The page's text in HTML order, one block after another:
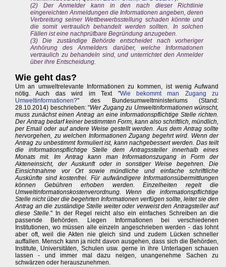
(2) Der Anmelder kann in den nach dieser Richtlinie
eingereichten Anmeldungen die Informationen angeben, deren
Verbreitung seiner Wettbewerbsstellung schaden könnte und
die somit vertraulich behandelt werden sollten. In solchen
Fällen ist eine nachprüfbare Begründung anzugeben.
(3) Die zuständige Behörde entscheidet nach vorheriger
Anhörung des Anmelders darüber, welche Informationen
vertraulich zu behandeln sind, und unterrichtet den Anmelder
über ihre Entscheidung.
Wie geht das?
Um an umweltrelevante Informationen zu kommen, ist wenig Aufwand
nötig. Auch das wird im Text "Wie bekommt man Zugang zu
Umweltinformationen?" des Bundesumweltministeriums (Stand:
28.10.2014) beschrieben: "Wer Zugang zu Umweltinformationen wünscht,
muss zunächst einen Antrag an eine informationspflichtige Stelle richten.
Der Antrag bedarf keiner bestimmten Form, kann also schriftlich, mündlich,
per Email oder auf andere Weise gestellt werden. Aus dem Antrag sollte
hervorgehen, zu welchen Informationen Zugang begehrt wird. Wenn der
Antrag zu unbestimmt formuliert ist, kann nachgebessert werden. Das teilt
die informationspflichtige Stelle dem Antragssteller innerhalb eines
Monats mit. Im Antrag kann man Informationszugang in Form der
Akteneinsicht, der Auskunft oder in sonstiger Weise begehren. Die
Einsichtnahme vor Ort sowie mündliche und einfache schriftliche
Auskünfte sind kostenfrei. Für aufwändigere Informationsübermittlungen
können Gebühren erhoben werden. Einzelheiten regelt die
Umweltinformationskostenverordnung. Wenn die informationspflichtige
Stelle nicht über die begehrten Informationen verfügen sollte, leitet sie den
Antrag an die zuständige Stelle weiter oder verweist den Antragsteller auf
diese Stelle." In der Regel reicht also ein einfaches Schreiben an die
passende Behörden. Liegen Informationen bei verschiedenen
Institutionen, wo müssen alle einzeln angeschrieben werden - das lohnt
aber oft, weil die Akten nie gleich sind und zudem Lücken schneller
auffallen. Mensch kann ja nicht davon ausgehen, dass sich die Behörden,
Institute, Universitäten, Schulen usw. gerne in ihre Unterlagen schauen
lassen - und immer mal dazu neigen, unangenehme Sachen zu
schwärzen oder herauszunehmen.